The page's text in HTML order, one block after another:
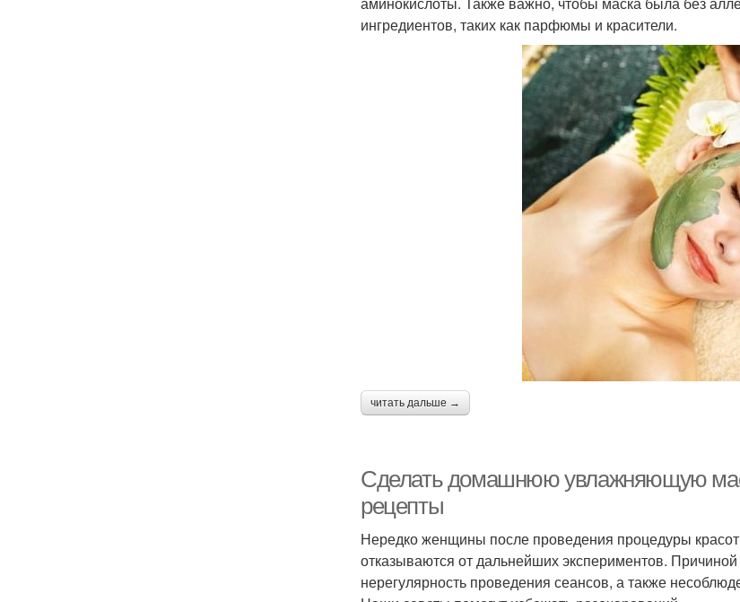
ингредиентов, таких как парфюмы и красители.
читать дальше →
Сделать домашнюю увлажняющую
рецепты
Нередко женщины после проведения процедуры
отказываются от дальнейших экспериментов.
нерегулярность проведения сеансов, а также